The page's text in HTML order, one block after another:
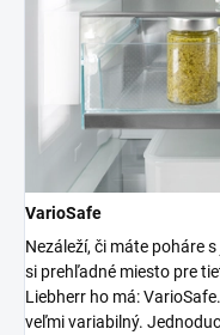
VarioSafe
Nezáleží, či máte poháre
si prehľadné miesto pre
Liebherr ho má:
veľmi variabilný.